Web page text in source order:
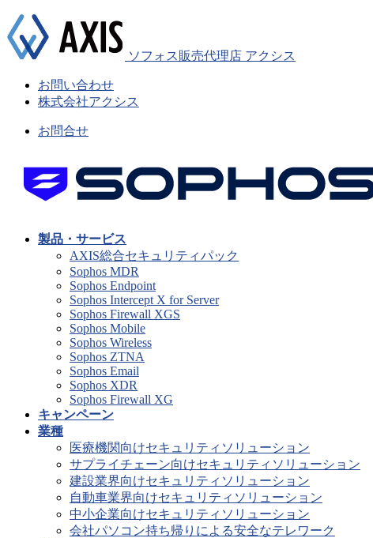
ソフォス販売代理店 アクシス
お問い合わせ
株式会社アクシス
お問合せ
製品・サービス
AXIS総合セキュリティパック
Sophos MDR
Sophos Endpoint
Sophos Intercept X for Server
Sophos Firewall XGS
Sophos Mobile
Sophos Wireless
Sophos ZTNA
Sophos Email
Sophos XDR
Sophos Firewall XG
キャンペーン
業種
医療機関向けセキュリティソリューション
サプライチェーン向けセキュリティソリューション
建設業界向けセキュリティソリューション
自動車業界向けセキュリティソリューション
中小企業向けセキュリティソリューション
会社パソコン持ち帰りによる安全なテレワーク